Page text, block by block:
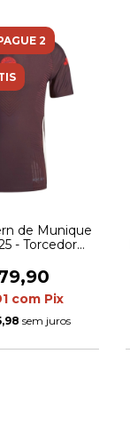
2
de Munique
- Torcedor
com Pix
sem juros